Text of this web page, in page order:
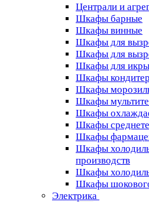
Централи и
Шкафы барные
Шкафы винные
Шкафы для
Шкафы для
Шкафы для икры
Шкафы
Шкафы
Шкафы
Шкафы
Шкафы
Шкафы
Шкафы
производств
Шкафы
Шкафы
Электрика